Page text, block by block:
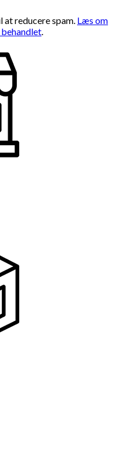
reducere spam. Læs om
.